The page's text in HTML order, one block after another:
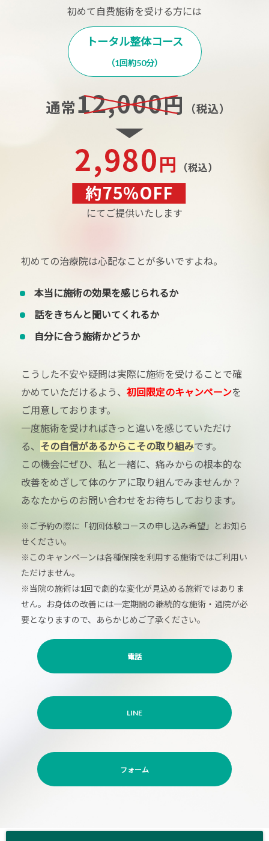
初めて自費施術を受ける方には
トータル整体コース
（1回約50分）
にてご提供いたします
初めての治療院は心配なことが多いですよね。
本当に施術の効果を感じられるか
話をきちんと聞いてくれるか
自分に合う施術かどうか
こうした不安や疑問は実際に施術を受けることで確
かめていただけるよう、 初回限定のキャンペーンを
ご用意しております。
一度施術を受ければきっと違いを感じていただけ
る、
その自信があるからこその取り組みです。
この機会にぜひ、私と一緒に、痛みからの根本的な
改善をめざして体のケアに取り組んでみませんか？
あなたからのお問い合わせをお待ちしております。
※ご予約の際に「初回体験コースの申し込み希望」とお知ら
せください。
※このキャンペーンは各種保険を利用する施術ではご利用い
ただけません。
※当院の施術は1回で劇的な変化が見込める施術ではありま
せん。お身体の改善には一定期間の継続的な施術・通院が必
要となりますので、あらかじめご了承ください。
電話
LINE
フォーム